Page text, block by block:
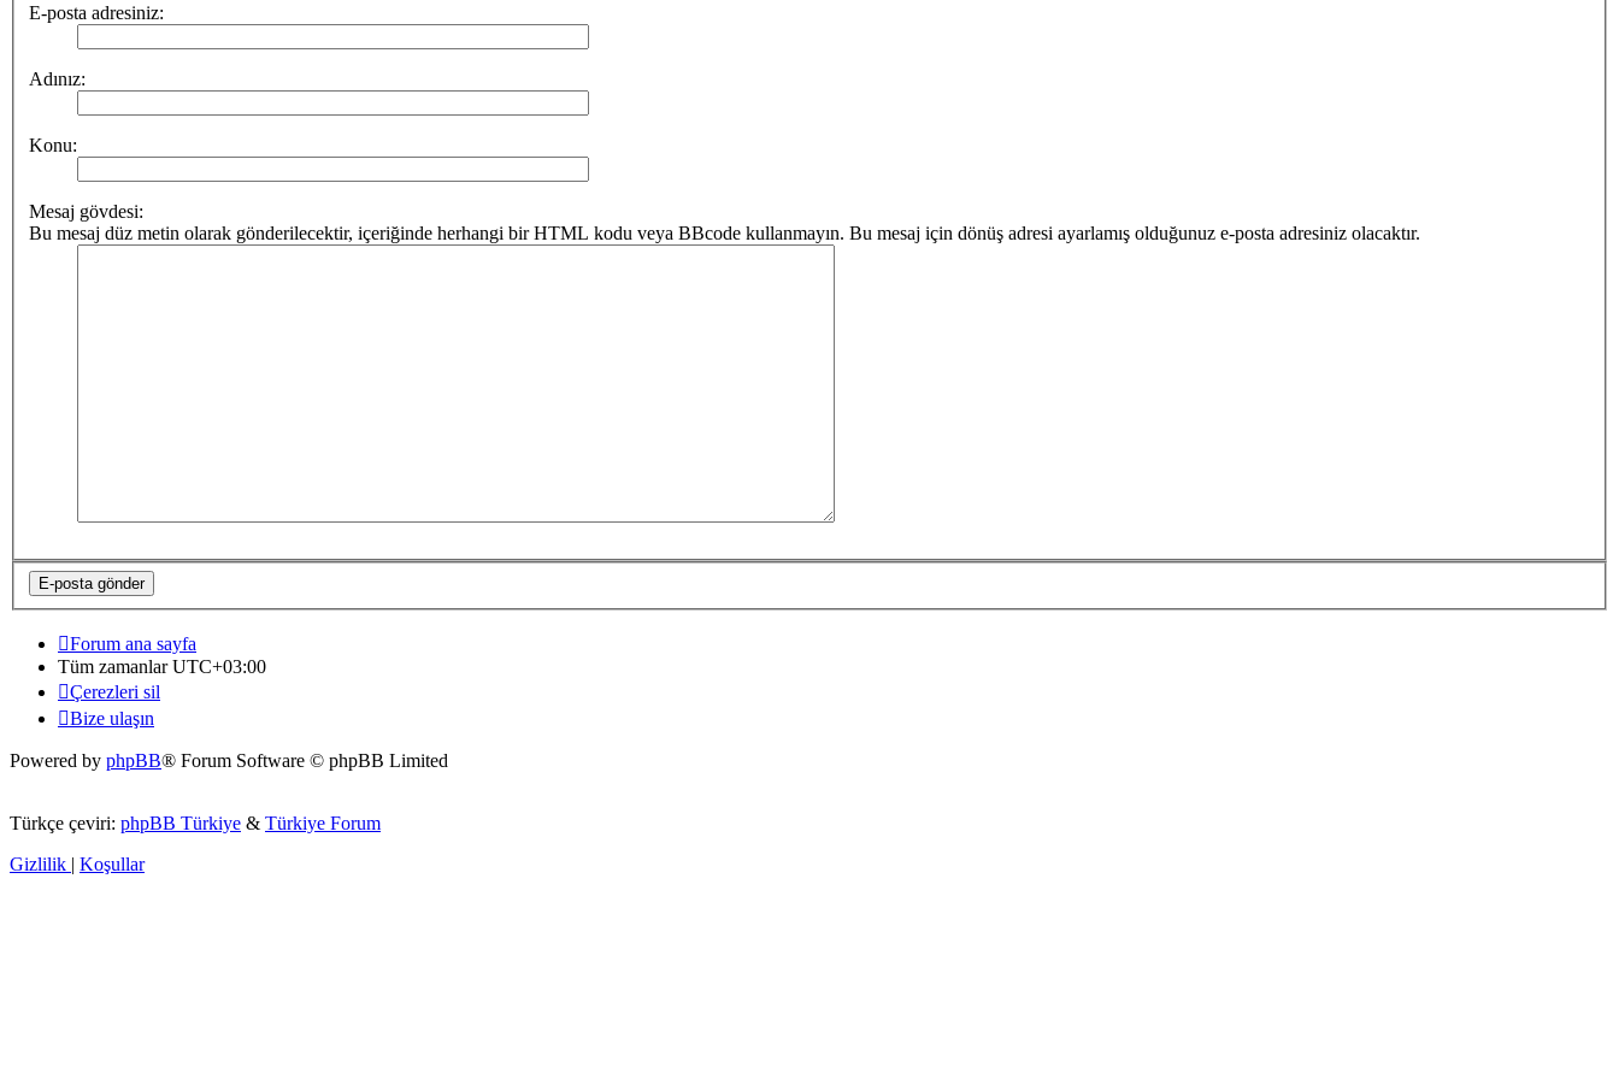
E-posta adresiniz:
Adınız:
Konu:
Mesaj gövdesi:
Bu mesaj düz metin olarak gönderilecektir, içeriğinde herhangi bir HTML kodu veya BBcode kullanmayın. Bu mesaj için dönüş adresi ayarlamış olduğunuz e-posta adresiniz olacaktır.
Forum ana sayfa
Tüm zamanlarUTC+03:00
Çerezleri sil
Bize ulaşın
Powered by phpBB® Forum Software © phpBB Limited
Türkçe çeviri: phpBB Türkiye & Türkiye Forum
Gizlilik | Koşullar